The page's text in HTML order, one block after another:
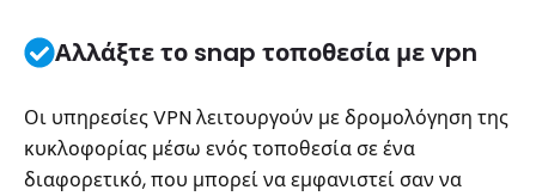
Αλλάξτε το snap τοποθεσία με vpn
Οι υπηρεσίες VPN λειτουργούν με δρομολόγηση της
κυκλοφορίας μέσω ενός τοποθεσία σε ένα
διαφορετικό, που μπορεί να εμφανιστεί σαν να